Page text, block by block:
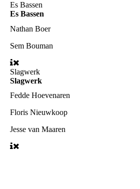
Es Bassen
Es Bassen
Nathan Boer
Sem Bouman
Slagwerk
Slagwerk
Fedde Hoevenaren
Floris Nieuwkoop
Jesse van Maaren